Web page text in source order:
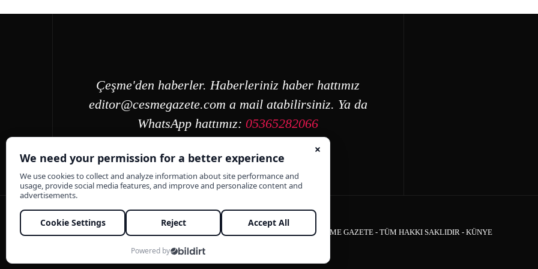
Çeşme'den haberler. Haberleriniz haber hattımız
editor@cesmegazete.com a mail atabilirsiniz. Ya da
WhatsApp hattımız:05365282066
ÇEŞME GAZETE - TÜM HAKKI SAKLIDIR - KÜNYE